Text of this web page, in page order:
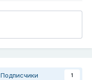
Подписчики 1